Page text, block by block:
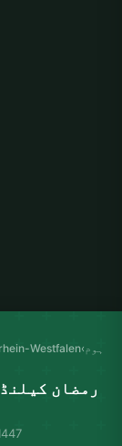
ہوم ›
Westfalen
29.9.1447